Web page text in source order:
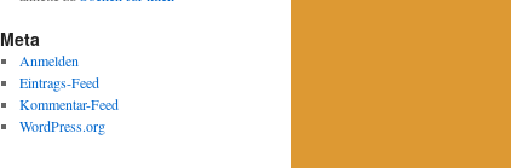
Meta
Anmelden
Eintrags-Feed
Kommentar-Feed
WordPress.org